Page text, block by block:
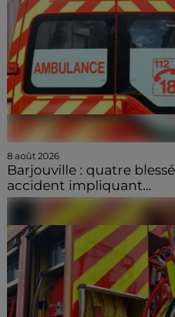
8 août 2026
Barjouville : quatre
accident impliquant...